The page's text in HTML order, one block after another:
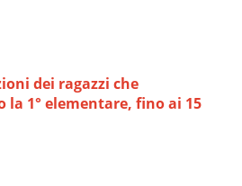
dei ragazzi che
1° elementare, fino ai 15